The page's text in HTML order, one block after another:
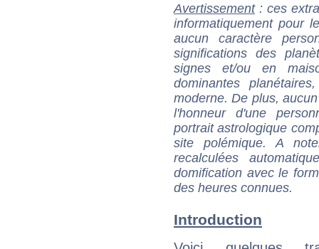
Avertissement: ces
informatiquement pour
aucun caractère
significations des
signes et/ou en
dominantes
moderne. De plus,
l'honneur d'une
portrait astrologique
site polémique. A
recalculées
domification avec le
des heures connues.
Introduction